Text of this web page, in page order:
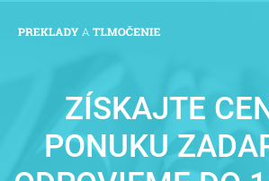
ZÍSKAJTE
PONUKU